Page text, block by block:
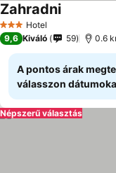
3 Kategória
Hotel
Zahradni
9,6 Kiváló 59 0.6
A pontos árak
válasszon
Népszerű választás